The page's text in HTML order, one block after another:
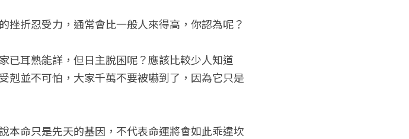
折忍受力，通常會比一般人來得高，你認為呢？
已耳熟能詳，但日主脫困呢？應該比較少人知道
剋並不可怕，大家千萬不要被嚇到了，因為它只是
本命只是先天的基因，不代表命運將會如此乖違坎